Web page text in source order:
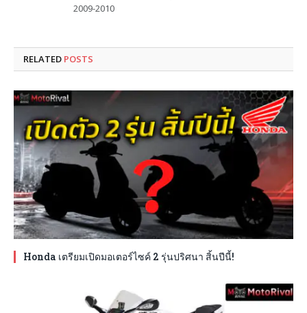
2009-2010
RELATED POSTS
Honda เตรียมเปิดมอเตอร์ไซค์ 2 รุ่นปริศนา สิ้นปีนี้!